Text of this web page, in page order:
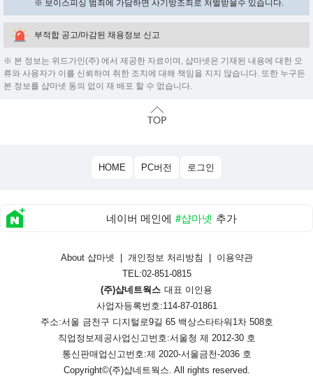
※ 보이스피싱 범죄에 가담하면 사기방조죄로 처벌받을수 있습니다.
부적합 공고/마감된 채용정보 신고
※ 본 정보는 위드가인(주) 에서 제공한 자료이며, 샵마넷은 기재된 내용에 대한 오
류와 사용자가 이를 신뢰하여 취한 조치에 대해 책임을 지지 않습니다. 또한 누구든
본 정보를 샵마넷 동의 없이 재 배포 할 수 없습니다.
HOME PC버전 로그인
네이버 메인에 #샵마넷 추가
About 샵마넷 | 개인정보 처리방침 | 이용약관
TEL:02-851-0815
(주)샵네트웍스 대표 이인용
사업자등록번호:114-87-01861
주소:서울 금천구 디지털로9길 65 백상스타타워1차 508호
직업정보제공사업신고번호:서울청 제 2012-30 호
통신판매업신고번호:제 2020-서울금천-2036 호
Copyright©(주)샵네트웍스 . All rights reserved.